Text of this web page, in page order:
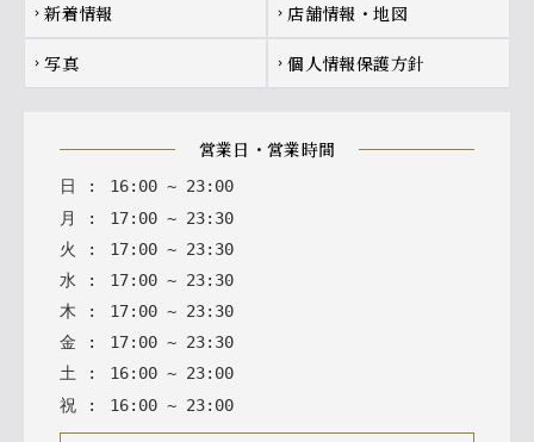
chevron_right 新着情報 chevron_right 店舗情報・地図
chevron_right 写真 chevron_right 個人情報保護方針
営業日・営業時間
日 : 16: 00 ~ 23: 00
月
: 17: 00 ~ 23: 30
火
: 17: 00 ~ 23: 30
水 : 17: 00 ~ 23: 30
木 : 17: 00 ~ 23: 30
金 : 17: 00 ~ 23: 30
土 : 16: 00 ~ 23: 00
祝 : 16: 00 ~ 23: 00